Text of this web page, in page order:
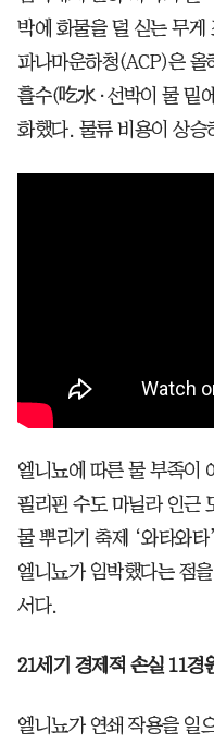
박에 화물을 덜 싣는 무게
파나마운하청(ACP)은 올
흘수(吃水·선박이 물 밑
화했다. 물류 비용이 상승
엘니뇨에 따른 물 부족이
필리핀 수도 마닐라 인근
물 뿌리기 축제 ‘와타와
엘니뇨가 임박했다는 점
서다.
21세기 경제적 손실 11경
엘니뇨가 연쇄 작용을 일